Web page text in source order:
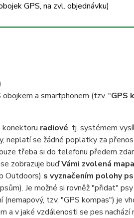
GPS, na zvl. objednávku)
a smartphonem (tzv. "GPS
konektoru radiové, tj. systémem
se žádné poplatky za
třeba si do telefonu předem
zobrazuje buďVámi zvolená
Outdoors) s vyznačením polohy
Je možné si rovněž "přidat"
tzv. "GPS kompas") je
v jaké vzdálenosti se pes nachází